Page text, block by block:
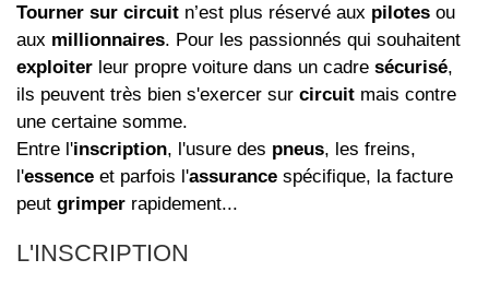
Tourner sur circuit n’est plus réservé aux pilotes ou
aux millionnaires. Pour les passionnés qui souhaitent
exploiter leur propre voiture dans un cadre sécurisé,
ils peuvent très bien s'exercer sur circuit mais contre
une certaine somme.
Entre l'inscription, l'usure des pneus, les freins,
l'essence et parfois l'assurance spécifique, la facture
peut grimper rapidement...
L'INSCRIPTION